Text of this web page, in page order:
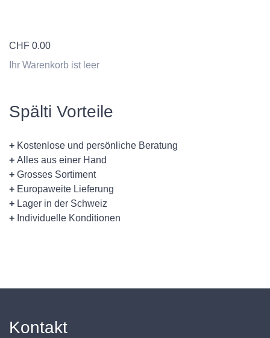
CHF 0.00
Ihr Warenkorb ist leer
Spälti Vorteile
+ Kostenlose und persönliche Beratung
+ Alles aus einer Hand
+ Grosses Sortiment
+ Europaweite Lieferung
+ Lager in der Schweiz
+ Individuelle Konditionen
Kontakt